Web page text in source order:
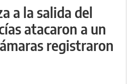
a la salida del
atacaron a un
registraron